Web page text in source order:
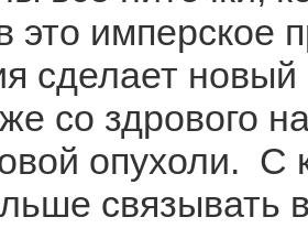
это имперское
сделает новый
со здрового
опухоли. С
связывать